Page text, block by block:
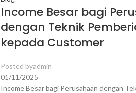
Income Besar bagi
dengan Teknik
kepada Customer
Posted byadmin
01/11/2025
Income Besar bagi Perusahaan dengan